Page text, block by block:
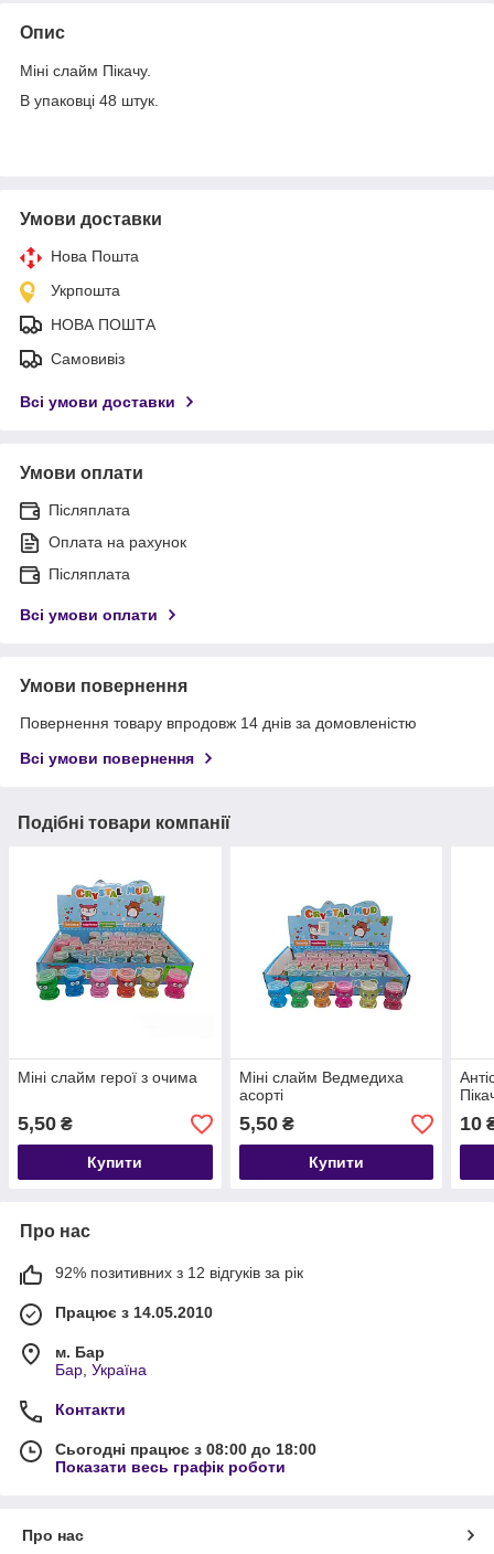
Опис
Міні слайм Пікачу.
В упаковці 48 штук.
Умови доставки
Нова Пошта
Укрпошта
НОВА ПОШТА
Самовивіз
Всі умови доставки
Умови оплати
Післяплата
Оплата на рахунок
Післяплата
Всі умови оплати
Умови повернення
Повернення товару впродовж 14 днів за домовленістю
Всі умови повернення
Подібні товари компанії
Міні слайм герої з очима
5,50 ₴
Купити
Міні слайм Ведмедиха
асорті
5,50₴
Купити
10
Про нас
92% позитивних з 12 відгуків за рік
Працює з 14.05.2010
м. Бар
Бар, Україна
Контакти
Сьогодні працює з 08:00 до 18:00
Показати весь графік роботи
Про нас